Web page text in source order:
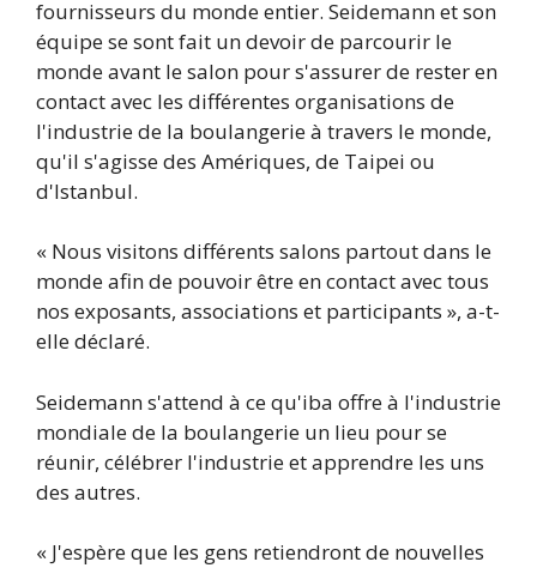
fournisseurs du monde entier. Seidemann et son
équipe se sont fait un devoir de parcourir le
monde avant le salon pour s'assurer de rester en
contact avec les différentes organisations de
l'industrie de la boulangerie à travers le monde,
qu'il s'agisse des Amériques, de Taipei ou
d'Istanbul.
« Nous visitons différents salons partout dans le
monde afin de pouvoir être en contact avec tous
nos exposants, associations et participants », a-t-
elle déclaré.
Seidemann s'attend à ce qu'iba offre à l'industrie
mondiale de la boulangerie un lieu pour se
réunir, célébrer l'industrie et apprendre les uns
des autres.
« J'espère que les gens retiendront de nouvelles